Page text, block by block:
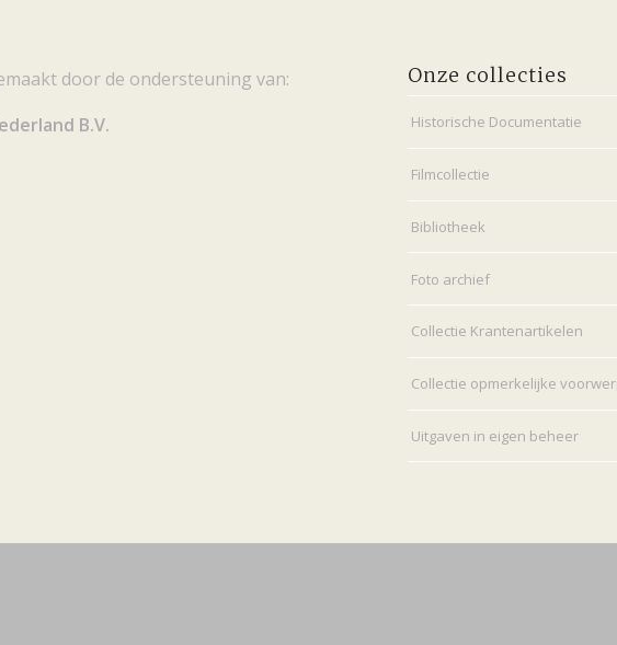
door de ondersteuning van:
B.V.
Onze collecties
Historische Documentatie
Filmcollectie
Bibliotheek
Foto archief
Collectie Krantenartikelen
Collectie opmerkelijke
Uitgaven in eigen beheer